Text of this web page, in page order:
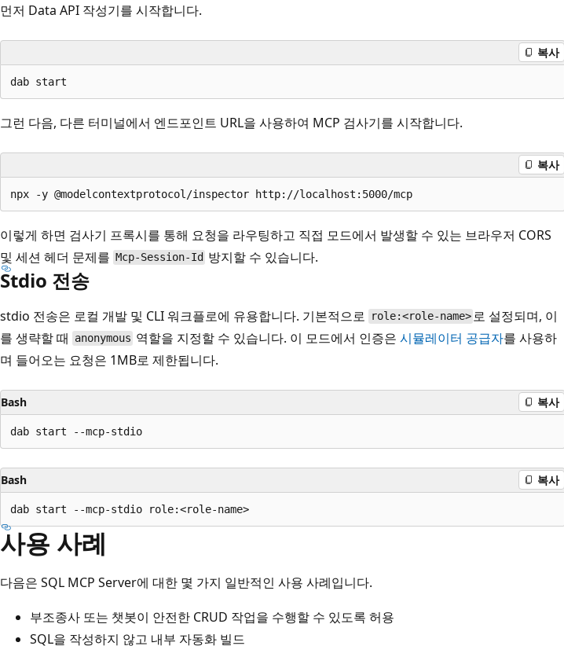
먼저 Data API 작성기를 시작합니다.
복사
그런 다음, 다른 터미널에서 엔드포인트 URL을 사용하여 MCP 검사기를 시작합니다.
복사
이렇게 하면 검사기 프록시를 통해 요청을 라우팅하고 직접 모드에서 발생할 수 있는 브라우저 CORS
및 세션 헤더 문제를 Mcp-Session-Id 방지할 수 있습니다.
Stdio 전송
stdio 전송은 로컬 개발 및 CLI 워크플로에 유용합니다. 기본적으로 role:<role-name> 로 설정되며, 이
를 생략할 때
anonymous 역할을 지정할 수 있습니다. 이 모드에서 인증은시뮬레이터 공급자를 사용하
며 들어오는 요청은 1MB로 제한됩니다.
Bash 복사
Bash 복사
사용 사례
다음은 SQL MCP Server에 대한 몇 가지 일반적인 사용 사례입니다.
부조종사 또는 챗봇이 안전한 CRUD 작업을 수행할 수 있도록 허용
SQL을 작성하지 않고 내부 자동화 빌드